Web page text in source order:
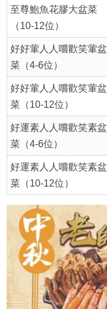
至尊鮑魚花膠大盆菜
（10-12位）
好好葷人人嚐歡笑葷盆
菜（4-6位）
好好葷人人嚐歡笑葷盆
菜（10-12位）
好運素人人嚐歡笑素盆
菜（4-6位）
好運素人人嚐歡笑素盆
菜（10-12位）